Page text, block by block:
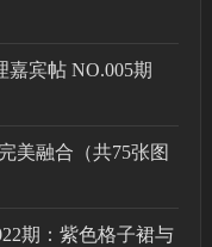
宾帖 NO.005期
美融合（共75张图
期：紫色格子裙与